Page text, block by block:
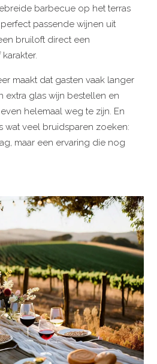
barbecue op het terras
passende wijnen uit
bruiloft direct een
maakt dat gasten vaak langer
extra glas wijn bestellen en
helemaal weg te zijn. En
wat veel bruidsparen zoeken:
maar een ervaring die nog